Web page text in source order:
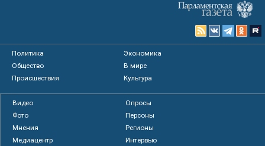
Политика
Экономика
Общество
В мире
Происшествия
Культура
Видео
Опросы
Фото
Персоны
Мнения
Регионы
Медиацентр
Интервью